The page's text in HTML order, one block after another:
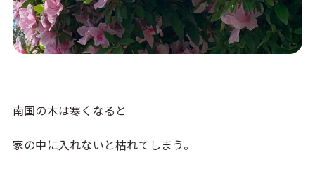
南国の木は寒くなると
家の中に入れないと枯れてしまう。